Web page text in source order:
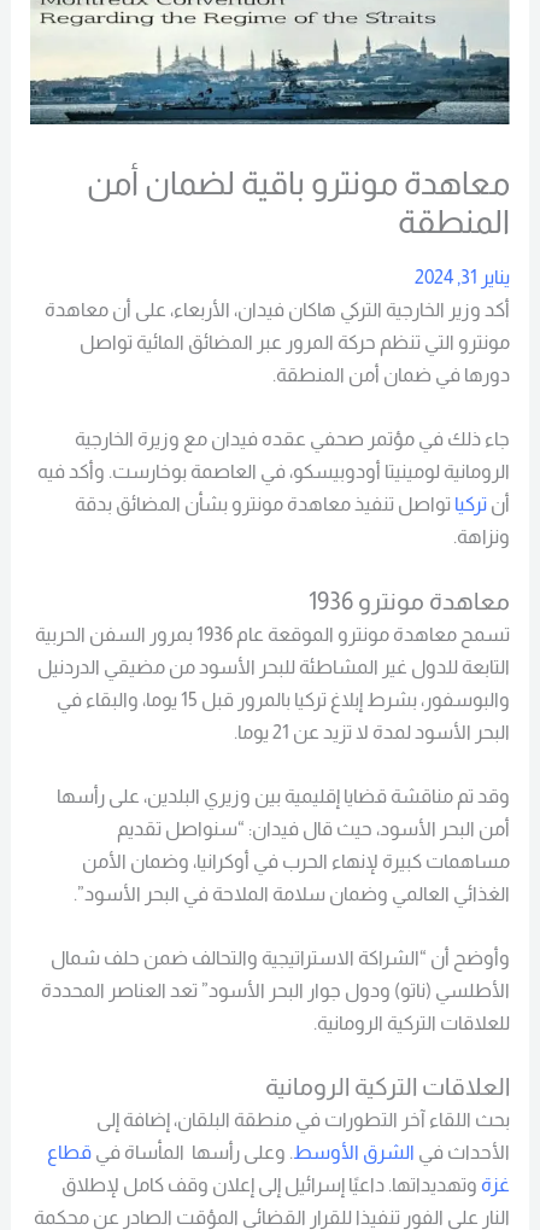
معاهدة مونترو باقية لضمان أمن
المنطقة
يناير 31, 2024
أكد وزير الخارجية التركي هاكان فيدان، الأربعاء، على أن معاهدة
مونترو التي تنظم حركة المرور عبر المضائق المائية تواصل
دورها في ضمان أمن المنطقة.
جاء ذلك في مؤتمر صحفي عقده فيدان مع وزيرة الخارجية
الرومانية لومينيتا أودوبيسكو، في العاصمة بوخارست. وأكد فيه
أن تركياتواصل تنفيذ معاهدة مونترو بشأن المضائق بدقة
ونزاهة.
معاهدة مونترو 1936
تسمح معاهدة مونترو الموقعة عام 1936 بمرور السفن الحربية
التابعة للدول غير المشاطئة للبحر الأسود من مضيقي الدردنيل
والبوسفور، بشرط إبلاغ تركيا بالمرور قبل 15 يوما، والبقاء في
البحر الأسود لمدة لا تزيد عن 21 يوما.
وقد تم مناقشة قضايا إقليمية بين وزيري البلدين، على رأسها
أمن البحر الأسود، حيث قال فيدان: “سنواصل تقديم
مساهمات كبيرة لإنهاء الحرب في أوكرانيا، وضمان الأمن
الغذائي العالمي وضمان سلامة الملاحة في البحر الأسود”.
وأوضح أن “الشراكة الاستراتيجية والتحالف ضمن حلف شمال
الأطلسي (ناتو) ودول جوار البحر الأسود” تعد العناصر المحددة
للعلاقات التركية الرومانية.
العلاقات التركية الرومانية
بحث اللقاء آخر التطورات في منطقة البلقان، إضافة إلى
الأحداث في الشرق الأوسط. وعلى رأسها المأساة في قطاع
غزة وتهديداتها. داعيًا إسرائيل إلى إعلان وقف كامل لإطلاق
النار على الفور تنفيذا للقرار القضائي المؤقت الصادر عن محكمة